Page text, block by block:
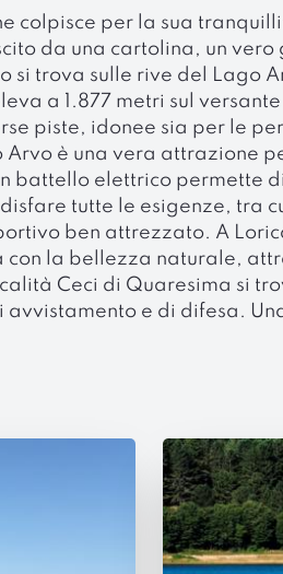
colpisce per la sua
da una cartolina, un
si trova sulle rive del Lago
a 1.877 metri sul
piste, idonee sia per le
è una vera attrazione
battello elettrico
tutte le esigenze, tra
ben attrezzato. A
con la bellezza naturale,
Ceci di Quaresima si
avvistamento e di difesa.